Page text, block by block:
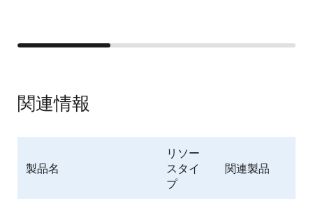
関連情報
製品名
リソー
スタイ
プ
関連製品